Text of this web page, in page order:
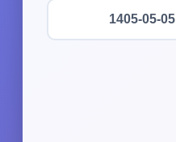
1405-05-05